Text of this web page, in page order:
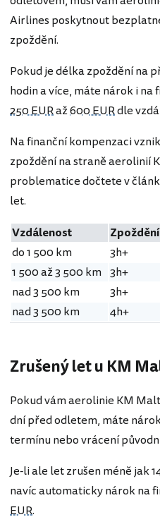
Airlines poskytnout
zpoždění.
Pokud je délka zpoždění na
hodin a více, máte nárok i na
250 EURaž600 EURdle
Na finanční kompenzaci
zpoždění na straně aerolinií
problematice dočtete v
let.
Vzdálenost
Zpoždění
do 1 500 km
3h+
1 500 až 3 500 km 3h+
nad 3 500 km
3h+
nad 3 500 km
4h+
Zrušený let u KM
Pokud vám aerolinie KM
dní před odletem, máte
termínu nebo vrácení
Je-li ale let zrušen méně jak
navíc automaticky nárok na
EUR.